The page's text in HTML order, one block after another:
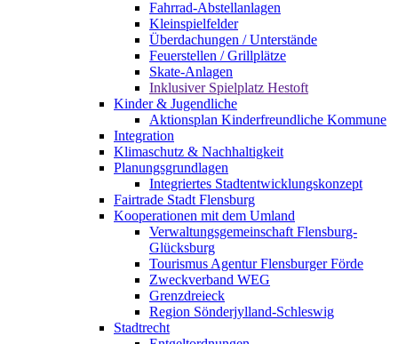
Fahrrad-Abstellanlagen
Kleinspielfelder
Überdachungen / Unterstände
Feuerstellen / Grillplätze
Skate-Anlagen
Inklusiver Spielplatz Hestoft
Kinder & Jugendliche
Aktionsplan Kinderfreundliche Kommune
Integration
Klimaschutz & Nachhaltigkeit
Planungsgrundlagen
Integriertes Stadtentwicklungskonzept
Fairtrade Stadt Flensburg
Kooperationen mit dem Umland
Verwaltungsgemeinschaft Flensburg-
Glücksburg
Tourismus Agentur Flensburger Förde
Zweckverband WEG
Grenzdreieck
Region Sönderjylland-Schleswig
Stadtrecht